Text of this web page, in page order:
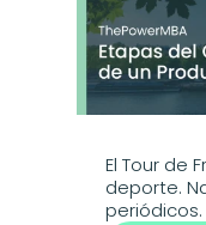
El Tour de
deporte.
periódicos.